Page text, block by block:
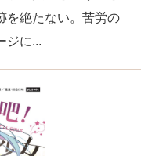
を絶たない。苦労の
ジに...